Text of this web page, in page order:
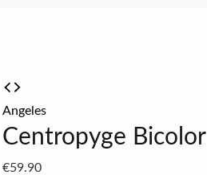
Angeles
Centropyge Bicolor
€59.90